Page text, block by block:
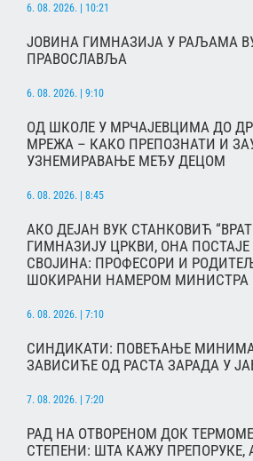
6. 08. 2026. | 10:21
ЈОВИНА ГИМНАЗИЈА У РАЉАМА
ПРАВОСЛАВЉА
6. 08. 2026. | 9:10
ОД ШКОЛЕ У МРЧАЈЕВЦИМА ДО
МРЕЖА – КАКО ПРЕПОЗНАТИ И
УЗНЕМИРАВАЊЕ МЕЂУ ДЕЦОМ
6. 08. 2026. | 8:45
АКО ДЕЈАН ВУК СТАНКОВИЋ
ГИМНАЗИЈУ ЦРКВИ, ОНА
СВОЈИНА: ПРОФЕСОРИ И
ШОКИРАНИ НАМЕРОМ МИНИСТРА
6. 08. 2026. | 7:10
СИНДИКАТИ: ПОВЕЋАЊЕ
ЗАВИСИЋЕ ОД РАСТА ЗАРАДА У
7. 08. 2026. | 7:20
РАД НА ОТВОРЕНОМ ДОК
СТЕПЕНИ: ШТА КАЖУ ПРЕПОРУКЕ,